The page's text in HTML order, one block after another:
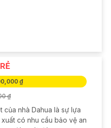
₫
₫
của nhà Dahua là sự lựa
có nhu cầu bảo vệ an